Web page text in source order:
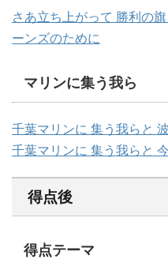
さあ立ち上がって 勝利の
ーンズのために
マリンに集う我ら
千葉マリンに 集う我らと
千葉マリンに 集う我らと
得点後
得点テーマ